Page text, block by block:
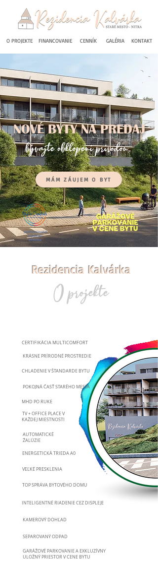
O PROJEKTE FINANCOVANIE CENNÍK GALÉRIA KONTAKT
NOVÉ BYTY NA PREDAJ
bývajte obklopení prírodou
MÁM ZÁUJEM O BYT
CERTIFIKOVANÝ
KOMFORT
BÝVANIA
Rezidencia Kalvárka
O projekte
CERTIFIKÁCIA MULTICOMFORT
KRÁSNE PRÍRODNÉ PROSTREDIE
CHLADENIE V ŠTANDARDE BYTU
POKOJNÁ ČASŤ STARÉHO MESTA
MHD PO RUKE
TV + OFFICE PLACEV
KAŽDEJ MIESTNOSTI
AUTOMATICKÉ
ŽALÚZIE
ENERGETICKÁ TRIEDA A0
VEĽKÉ PRESKLENIA
TOP SPRÁVA BYTOVÉHO DOMU
INTELIGENTNÉ RIADENIE CEZ DISPLEJE
KAMEROVÝ DOHĽAD
SEPAROVANÝ ODPAD
GARÁŽOVÉ PARKOVANIE A EXKLUZÍVNY
ULOŽNÝ PRIESTOR V CENE BYTU